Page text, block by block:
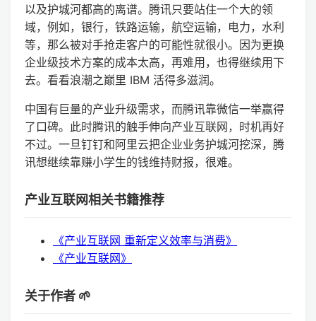
以及护城河都高的离谱。腾讯只要站住一个大的领
域，例如，银行，铁路运输，航空运输，电力，水利
等，那么被对手抢走客户的可能性就很小。因为更换
企业级技术方案的成本太高，再难用，也得继续用下
去。看看浪潮之巅里 IBM 活得多滋润。
中国有巨量的产业升级需求，而腾讯靠微信一举赢得
了口碑。此时腾讯的触手伸向产业互联网，时机再好
不过。一旦钉钉和阿里云把企业业务护城河挖深，腾
讯想继续靠赚小学生的钱维持财报，很难。
产业互联网相关书籍推荐
《产业互联网 重新定义效率与消费》
《产业互联网》
关于作者 🌱